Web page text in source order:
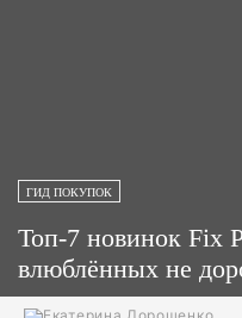
ГИД ПОКУПОК
Топ-7 новинок Fix
влюблённых не